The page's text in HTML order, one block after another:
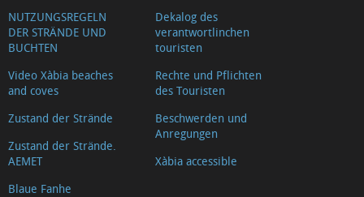
NUTZUNGSREGELN
DER STRÄNDE UND
BUCHTEN
Video Xàbia beaches
and coves
Zustand der Strände
Zustand der Strände.
AEMET
Blaue Fanhe
Dekalog des
verantwortlinchen
touristen
Rechte und Pflichten
des Touristen
Beschwerden und
Anregungen
Xàbia accessible